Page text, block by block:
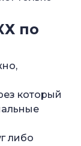
по
который
либо